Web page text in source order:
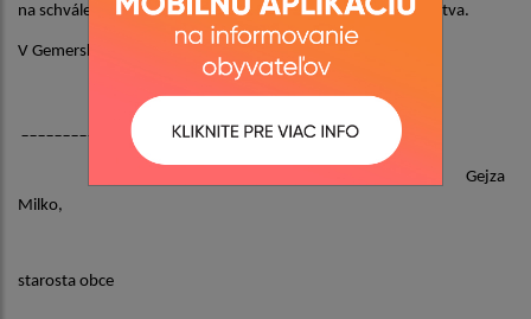
na schválenie na najbližšom zasadnutí obecného zastupiteľstva.
V Gemerskej Hôrke dňa 27.04.2026
____________________________
Gejza
Milko,
starosta obce